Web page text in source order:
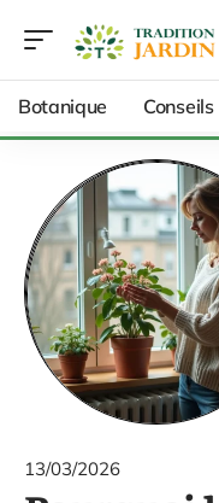
Botanique Conseils
13/03/2026